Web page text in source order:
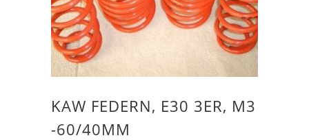
KAW FEDERN, E30 3ER, M3
-60/40MM